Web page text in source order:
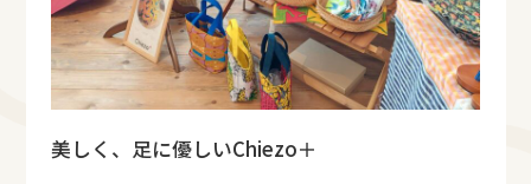
美しく、足に優しいChiezo＋